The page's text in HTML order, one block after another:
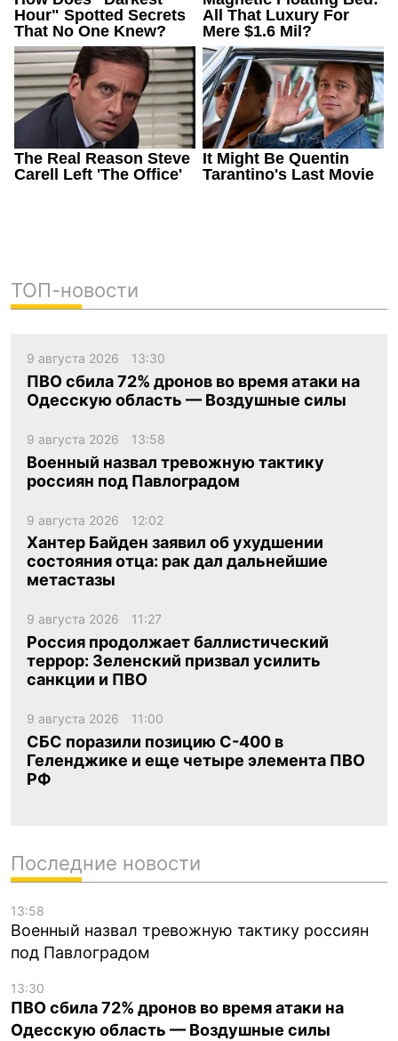
ТОП-новости
9 августа 2026 13:30
ПВО сбила 72% дронов во время атаки на
Одесскую область — Воздушные силы
9 августа 2026 13:58
Военный назвал тревожную тактику
россиян под Павлоградом
9 августа 2026 12:02
Хантер Байден заявил об ухудшении
состояния отца: рак дал дальнейшие
метастазы
9 августа 2026 11:27
Россия продолжает баллистический
террор: Зеленский призвал усилить
санкции и ПВО
9 августа 2026 11:00
СБС поразили позицию С-400 в
Геленджике и еще четыре элемента ПВО
РФ
Последние новости
13:58
Военный назвал тревожную тактику россиян
под Павлоградом
13:30
ПВО сбила 72% дронов во время атаки на
Одесскую область — Воздушные силы